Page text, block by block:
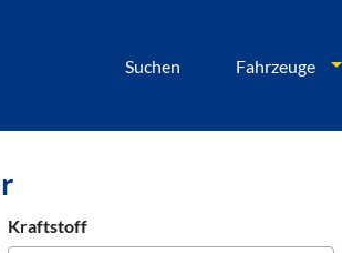
Suchen Fahrzeuge
Kraftstoff